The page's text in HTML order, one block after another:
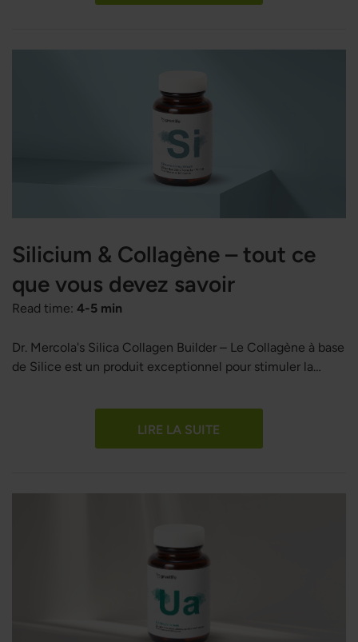
Silicium & Collagène – tout ce
que vous devez savoir
Read time: 4-5 min
Dr. Mercola's Silica Collagen Builder – Le Collagène à base
de Silice est un produit exceptionnel pour stimuler la
en dit et apprenez tout ce que vous devez savoir sur le
LIRE LA SUITE